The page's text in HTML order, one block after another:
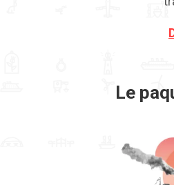
Le